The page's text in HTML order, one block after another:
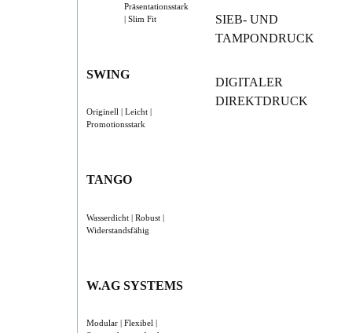
Präsentationsstark
| Slim Fit
SWING
Originell | Leicht |
Promotionsstark
TANGO
Wasserdicht | Robust |
Widerstandsfähig
W.AG SYSTEMS
Modular | Flexibel |
SIEB- UND
TAMPONDRUCK
DIGITALER
DIREKTDRUCK